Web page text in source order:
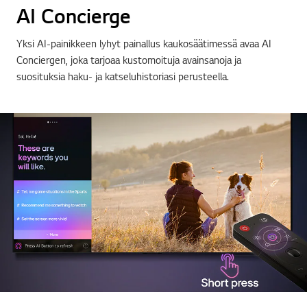
AI Concierge
Yksi AI-painikkeen lyhyt painallus kaukosäätimessä avaa AI
Conciergen, joka tarjoaa kustomoituja avainsanoja ja
suosituksia haku- ja katseluhistoriasi perusteella.